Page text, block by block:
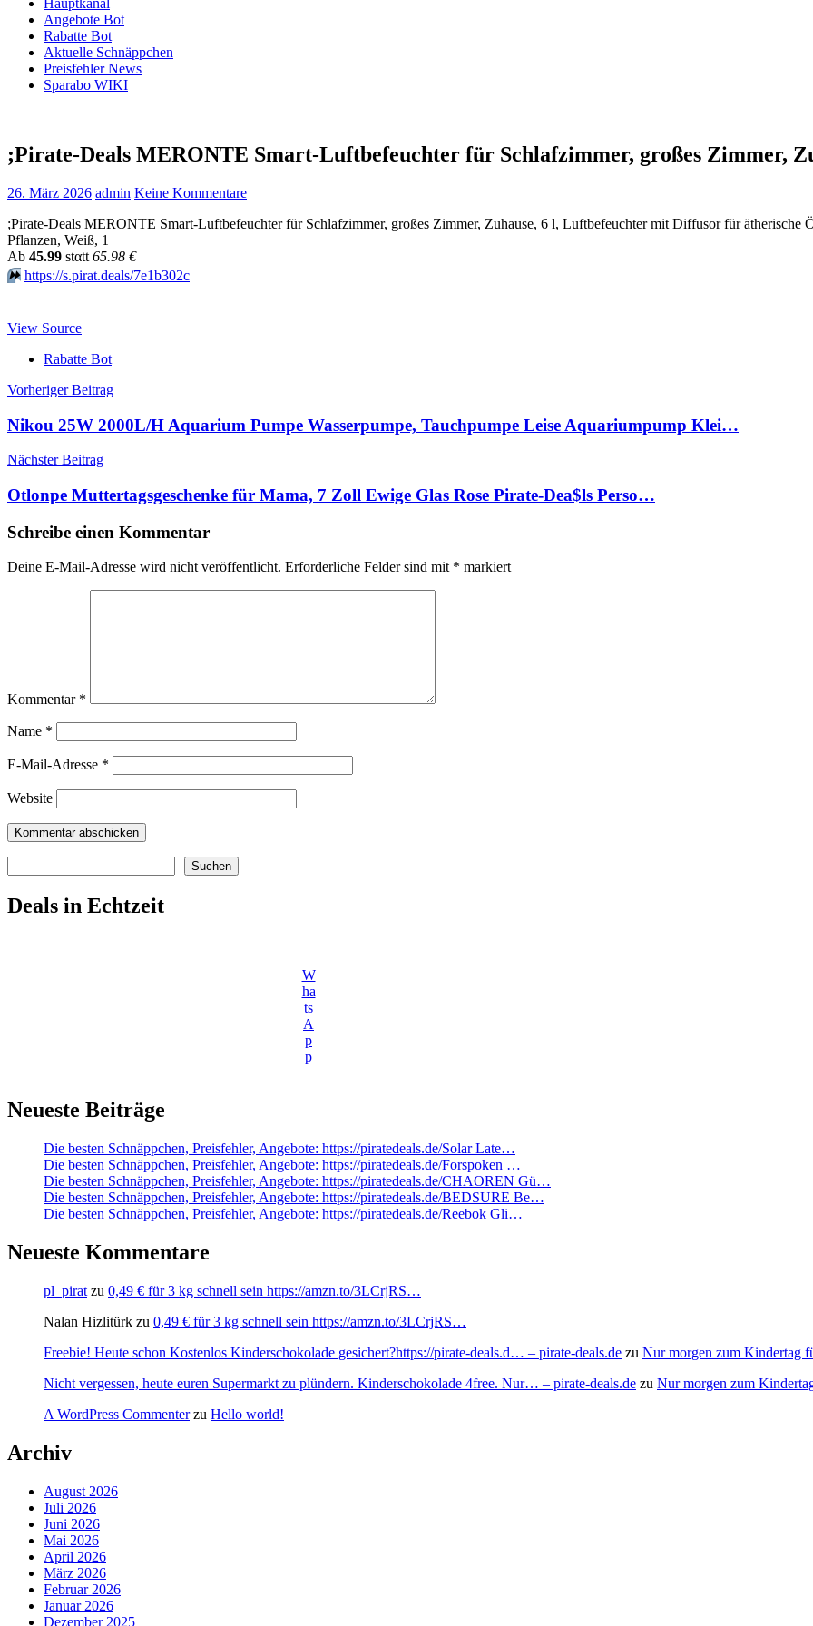
Hauptkanal
Angebote Bot
Rabatte Bot
Aktuelle Schnäppchen
Preisfehler News
Sparabo WIKI
;Pirate-Deals MERONTE Smart-Luftbefeuchter für Schlafzimmer, großes Zimmer,
26. März 2026 admin Keine Kommentare
;Pirate-Deals MERONTE Smart-Luftbefeuchter für Schlafzimmer, großes Zimmer, Zuhause, 6 l, Luftbefeuchter mit Diffusor für ätherische
Pflanzen, Weiß, 1
Аb 45.99 stαtt 65.98 €
⏩️ https://s.pirat.deals/7e1b302c
View Source
Rabatte Bot
Beitragsnavigation
Vorheriger Beitrag
Nikou 25W 2000L/H Aquarium Pumpe Wasserpumpe, Tauchpumpe Leise Aquariumpump Klei…
Nächster Beitrag
Otlonpe Muttertagsgeschenke für Mama, 7 Zoll Ewige Glas Rose Pirate-Dea$ls Perso…
Schreibe einen Kommentar
Deine E-Mail-Adresse wird nicht veröffentlicht. Erforderliche Felder sind mit * markiert
Kommentar *
Name *
E-Mail-Adresse *
Website
Suchen
Deals in Echtzeit
W
ha
ts
A
p
p
Neueste Beiträge
Die besten Schnäppchen, Preisfehler, Angebote: https://piratedeals.de/Solar Late…
Die besten Schnäppchen, Preisfehler, Angebote: https://piratedeals.de/Forspoken …
Die besten Schnäppchen, Preisfehler, Angebote: https://piratedeals.de/CHAOREN Gü…
Die besten Schnäppchen, Preisfehler, Angebote: https://piratedeals.de/BEDSURE Be…
Die besten Schnäppchen, Preisfehler, Angebote: https://piratedeals.de/Reebok Gli…
Neueste Kommentare
pl_pirat zu 0,49 € für 3 kg schnell sein https://amzn.to/3LCrjRS…
Nalan Hizlitürk zu 0,49 € für 3 kg schnell sein https://amzn.to/3LCrjRS…
Freebie! Heute schon Kostenlos Kinderschokolade gesichert?https://pirate-deals.d… – pirate-deals.de zu Nur morgen zum Kindertag
Nicht vergessen, heute euren Supermarkt zu plündern. Kinderschokolade 4free. Nur… – pirate-deals.de zu Nur morgen zum
A WordPress Commenterzu Hello world!
Archiv
August 2026
Juli 2026
Juni 2026
Mai 2026
April 2026
März 2026
Februar 2026
Januar 2026
Dezember 2025